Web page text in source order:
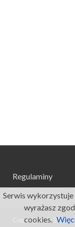
Regulaminy
Copyright © 2026.
Serwis
wyrażasz
cookies.